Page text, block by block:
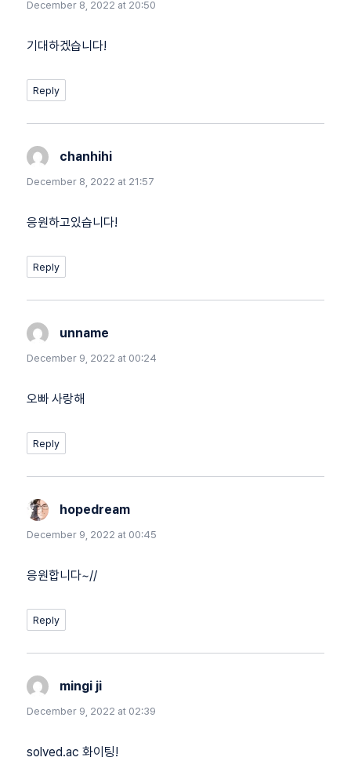
December 8, 2022 at 20:50
기대하겠습니다!
Reply
chanhihi
December 8, 2022 at 21:57
응원하고있습니다!
Reply
unname
December 9, 2022 at 00:24
오빠 사랑해
Reply
hopedream
December 9, 2022 at 00:45
응원합니다~//
Reply
mingi ji
December 9, 2022 at 02:39
solved.ac 화이팅!